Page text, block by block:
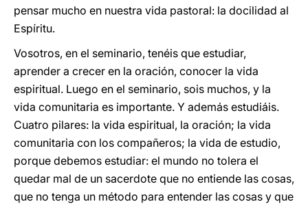
pensar mucho en nuestra vida pastoral: la docilidad al
Espíritu.
Vosotros, en el seminario, tenéis que estudiar,
aprender a crecer en la oración, conocer la vida
espiritual. Luego en el seminario, sois muchos, y la
vida comunitaria es importante. Y además estudiáis.
Cuatro pilares: la vida espiritual, la oración; la vida
comunitaria con los compañeros; la vida de estudio,
porque debemos estudiar: el mundo no tolera el
quedar mal de un sacerdote que no entiende las cosas,
que no tenga un método para entender las cosas y que